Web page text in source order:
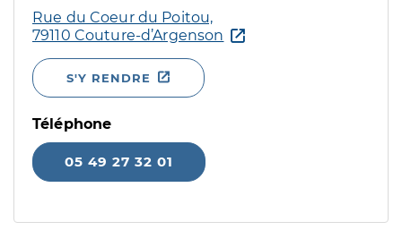
Rue du Coeur du Poitou,
79110 Couture-d’Argenson
S'Y RENDRE
Téléphone
05 49 27 32 01